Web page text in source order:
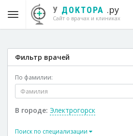
У ДОКТОРА .ру
Сайт о врачах и клиниках
Фильтр врачей
По фамилии:
В городе: Электрогорск
Поиск по специализации